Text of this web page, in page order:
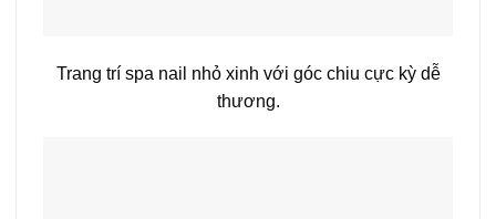
Trang trí spa nail nhỏ xinh với góc chiu cực kỳ dễ
thương.